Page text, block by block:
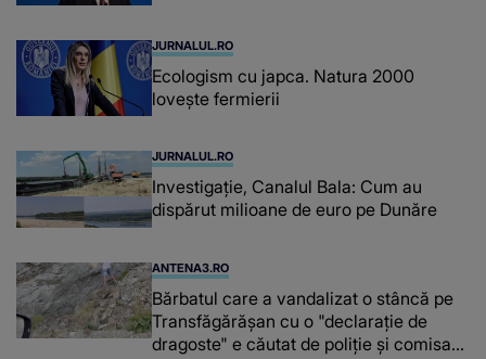
JURNALUL.RO
Ecologism cu japca. Natura 2000
lovește fermierii
JURNALUL.RO
Investigație, Canalul Bala: Cum au
dispărut milioane de euro pe Dunăre
ANTENA3.RO
Bărbatul care a vandalizat o stâncă pe
Transfăgărășan cu o "declaraţie de
dragoste" e căutat de poliție și comisarii